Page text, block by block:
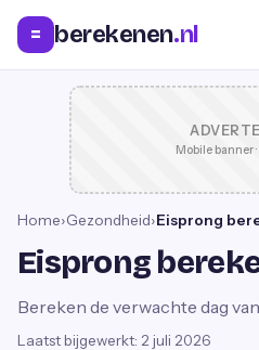
= berekenen.nl
Mobile banner
Home›Gezondheid›Eisprong
Eisprong
Bereken de verwachte dag
Laatst bijgewerkt: 2 juli 2026